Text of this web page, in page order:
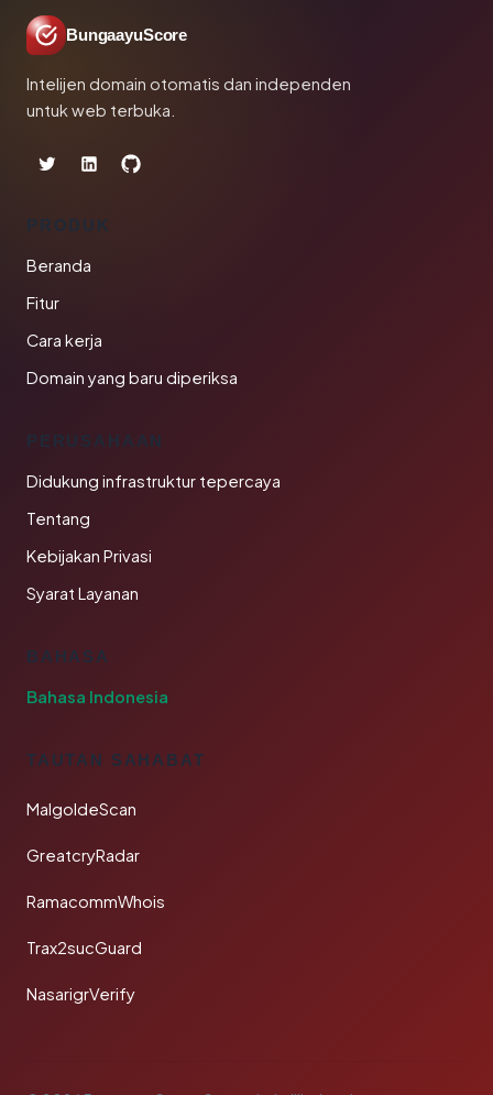
BungaayuScore
Intelijen domain otomatis dan independen
untuk web terbuka.
PRODUK
Beranda
Fitur
Cara kerja
Domain yang baru diperiksa
PERUSAHAAN
Didukung infrastruktur tepercaya
Tentang
Kebijakan Privasi
Syarat Layanan
BAHASA
Bahasa Indonesia
TAUTAN SAHABAT
MalgoldeScan
GreatcryRadar
RamacommWhois
Trax2sucGuard
NasarigrVerify